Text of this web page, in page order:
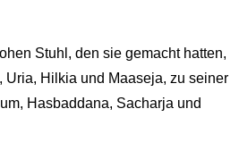
Stuhl, den sie gemacht hatten,
Uria, Hilkia und Maaseja, zu seiner
Hasbaddana, Sacharja und